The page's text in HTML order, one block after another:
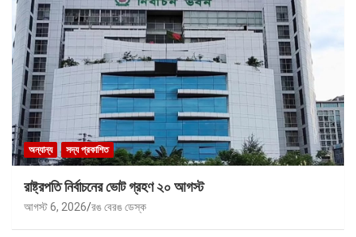
অন্যান্য সদ্য প্রকাশিত
রাষ্ট্রপতি নির্বাচনের ভোট গ্রহণ ২০ আগস্ট
আগস্ট 6, 2026 রঙ বেরঙ ডেস্ক